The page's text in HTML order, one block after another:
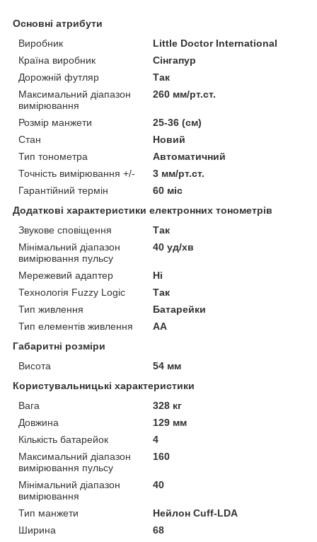
Основні атрибути
Виробник
Little Doctor International
Країна виробник
Сінгапур
Дорожній футляр
Так
Максимальний діапазон
вимірювання
260 мм/рт.ст.
Розмір манжети
25-36 (см)
Стан
Новий
Тип тонометра
Автоматичний
Точність вимірювання +/-
3 мм/рт.ст.
Гарантійний термін
60 міс
Додаткові характеристики електронних тонометрів
Звукове сповіщення
Так
Мінімальний діапазон
вимірювання пульсу
40 уд/хв
Мережевий адаптер
Ні
Технологія Fuzzy Logic
Так
Тип живлення
Батарейки
Тип елементів живлення
AA
Габаритні розміри
Висота
54 мм
Користувальницькі характеристики
Вага
328 кг
Довжина
129 мм
Кількість батарейок
4
Максимальний діапазон
вимірювання пульсу
160
Мінімальний діапазон
вимірювання
40
Тип манжети
Нейлон Cuff-LDA
Ширина
68